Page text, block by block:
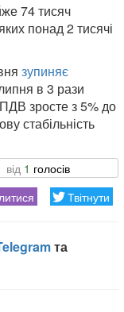
74 тисяч
понад 2 тисячі
зупиняє
в 3 рази
зросте з 5% до
стабільність
1